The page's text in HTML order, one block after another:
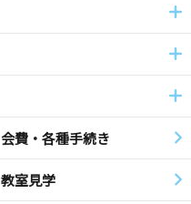
会費・各種手続き
教室見学